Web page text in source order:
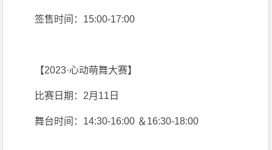
签售时间：15:00-17:00
【2023·心动萌舞大赛】
比赛日期：2月11日
舞台时间：14:30-16:00 ＆16:30-18:00